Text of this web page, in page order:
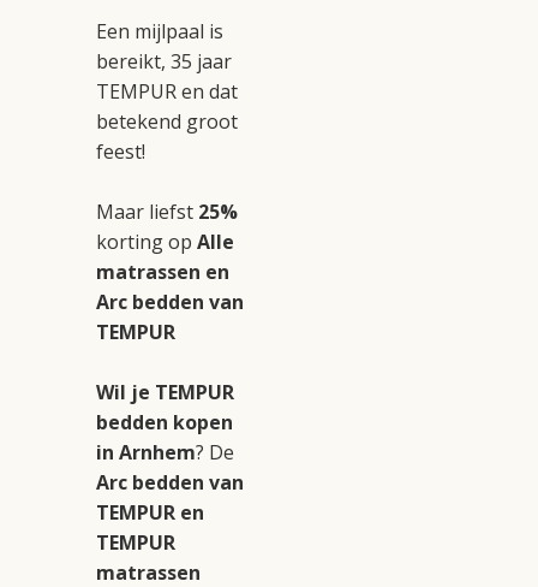
Een mijlpaal is
bereikt, 35 jaar
TEMPUR en dat
betekend groot
feest!
Maar liefst 25%
korting op Alle
matrassen en
Arc bedden van
TEMPUR
Wil je TEMPUR
bedden kopen
in Arnhem? De
Arc bedden van
TEMPUR en
TEMPUR
matrassen